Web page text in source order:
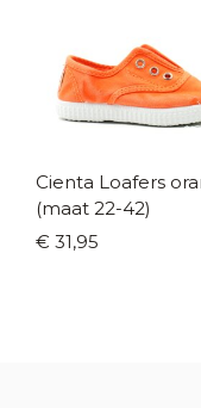
Cienta Loafers oranje
(maat 22-42)
€ 31,95